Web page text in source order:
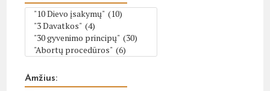
Amžius: